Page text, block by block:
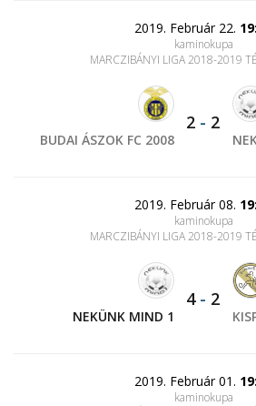
2019. Február 22.
kaminokupa
MARCZIBÁNYI LIGA 2018-2019
BUDAI ÁSZOK FC 2008
2 - 2
2019. Február 08.
kaminokupa
MARCZIBÁNYI LIGA 2018-2019
NEKÜNK MIND 1
4- 2
2019. Február 01.
kaminokupa